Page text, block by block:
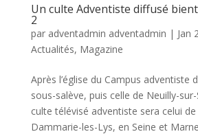
Un culte Adventiste diffusé
2
par adventadmin adventadmin | Jan
Actualités, Magazine
Après l’église du Campus adventiste
sous-salève, puis celle de Neuilly-
culte télévisé adventiste sera celui de
Dammarie-les-Lys, en Seine et